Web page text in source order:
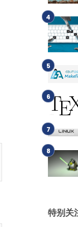
特别关